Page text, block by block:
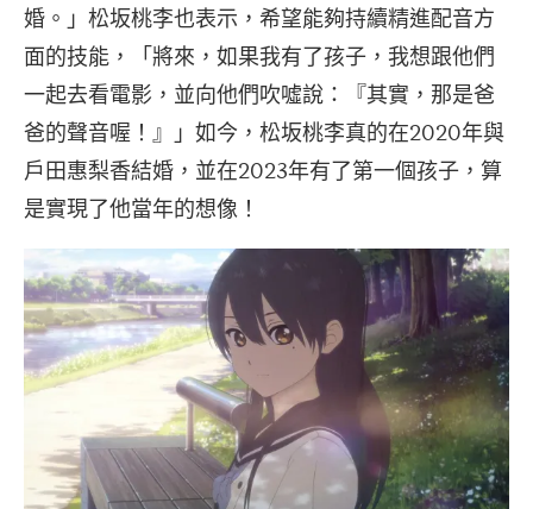
婚。」松坂桃李也表示，希望能夠持續精進配音方
面的技能，「將來，如果我有了孩子，我想跟他們
一起去看電影，並向他們吹噓說：『其實，那是爸
爸的聲音喔！』」如今，松坂桃李真的在2020年與
戶田惠梨香結婚，並在2023年有了第一個孩子，算
是實現了他當年的想像！